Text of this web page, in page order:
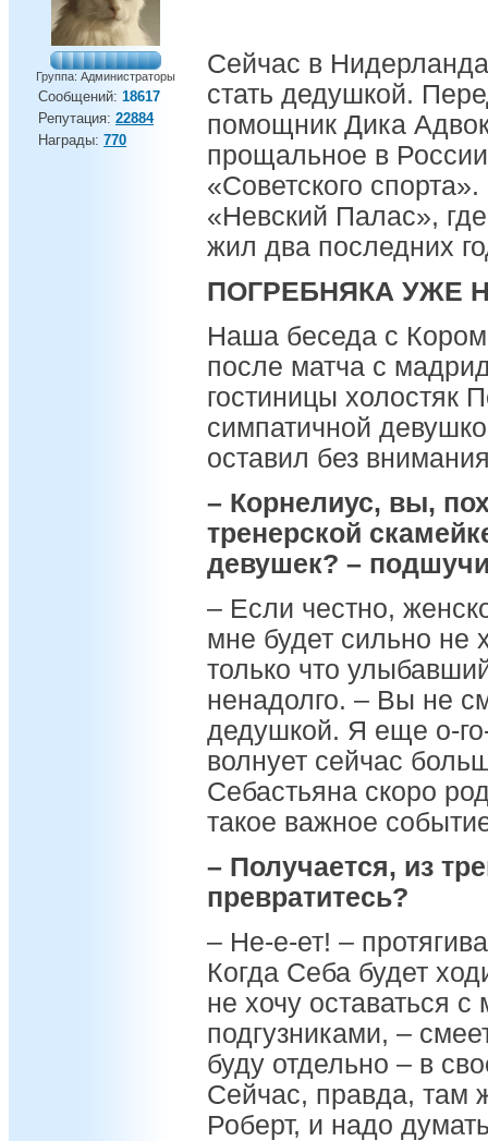
Группа: Администраторы
Сообщений: 18617
Репутация: 22884
Награды: 770
Сейчас в
стать дедушкой.
помощник Дика
прощальное в
«Советского
«Невский Палас»,
жил два последних
ПОГРЕБНЯКА УЖЕ
Наша беседа с Кором
после матча с
гостиницы холостяк
симпатичной
оставил без
– Корнелиус, вы,
тренерской
девушек? –
– Если честно,
мне будет сильно не
только что
ненадолго. – Вы не
дедушкой. Я еще о-
волнует сейчас
Себастьяна скоро
такое важное
– Получается, из
превратитесь?
– Не-е-ет! –
Когда Себа будет
не хочу оставаться
подгузниками, –
буду отдельно – в
Сейчас, правда, там
Роберт, и надо